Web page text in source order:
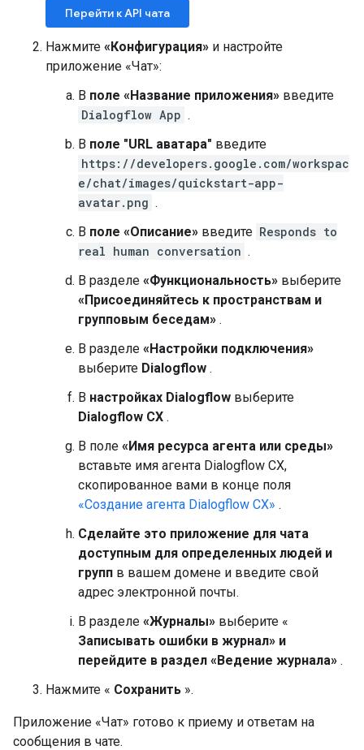
Перейти к API чата
Нажмите «Конфигурация» и настройте
приложение «Чат»:
В поле «Название приложения» введите
Dialogflow App .
В поле "URL аватара" введите
https://developers.google.com/workspac
e/chat/images/quickstart-app-
avatar.png .
В поле «Описание» введите Responds to
real human conversation .
В разделе «Функциональность» выберите
«Присоединяйтесь к пространствам и
групповым беседам» .
В разделе «Настройки подключения»
выберите Dialogflow .
В настройках Dialogflow выберите
Dialogflow CX .
В поле «Имя ресурса агента или среды»
вставьте имя агента Dialogflow CX,
скопированное вами в конце поля
«Создание агента Dialogflow CX» .
Сделайте это приложение для чата
доступным для определенных людей и
групп в вашем домене и введите свой
адрес электронной почты.
В разделе «Журналы» выберите «
Записывать ошибки в журнал» и
перейдите в раздел «Ведение журнала» .
Нажмите « Сохранить ».
Приложение «Чат» готово к приему и ответам на
сообщения в чате.